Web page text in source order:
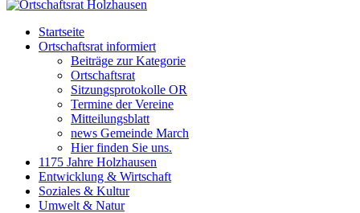
Startseite
Ortschaftsrat informiert
Beiträge zur Kategorie
Ortschaftsrat
Sitzungsprotokolle OR
Termine der Vereine
Mitteilungsblatt
news Gemeinde March
Hier finden Sie uns.
1175 Jahre Holzhausen
Entwicklung & Wirtschaft
Soziales & Kultur
Umwelt & Natur